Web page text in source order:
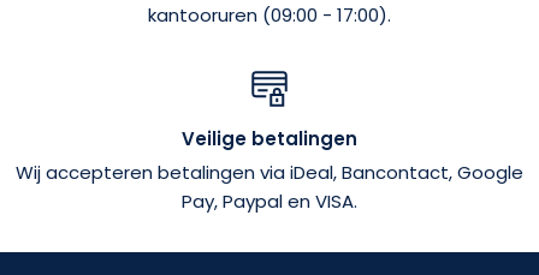
kantooruren (09:00 - 17:00).
Veilige betalingen
Wij accepteren betalingen via iDeal, Bancontact, Google
Pay, Paypal en VISA.